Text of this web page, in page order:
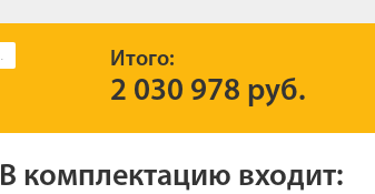
Итого:
2 030 978 руб.
В комплектацию входит: